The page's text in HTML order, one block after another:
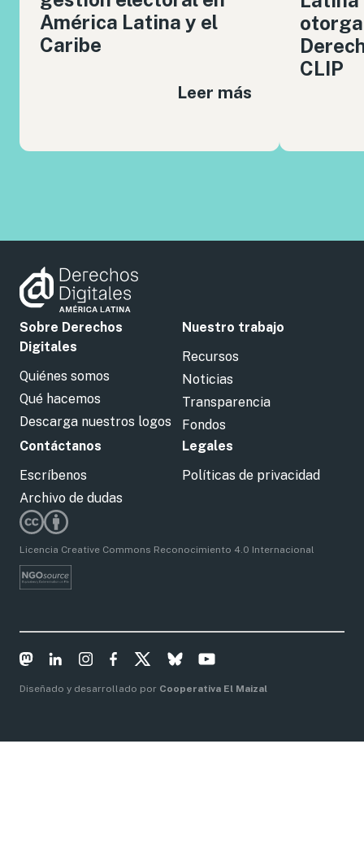
América Latina y el
Caribe
Leer más
CLIP
Sobre Derechos
Digitales
Quiénes somos
Qué hacemos
Descarga nuestros logos
Nuestro trabajo
Recursos
Noticias
Transparencia
Fondos
Contáctanos
Escríbenos
Archivo de dudas
Legales
Políticas de privacidad
Licencia Creative Commons Reconocimiento 4.0 Internacional
Diseñado y desarrollado por Cooperativa El Maizal